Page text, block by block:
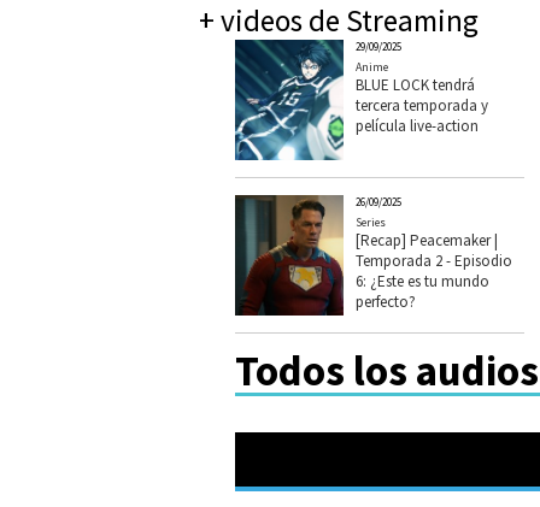
+ videos de Streaming
29/09/2025
Anime
BLUE LOCK tendrá
tercera temporada y
película live-action
26/09/2025
Series
[Recap] Peacemaker |
Temporada 2 - Episodio
6: ¿Este es tu mundo
perfecto?
Todos los